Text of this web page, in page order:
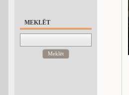
MEKLĒT
Meklēt